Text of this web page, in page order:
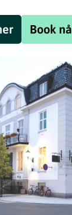
Book nå